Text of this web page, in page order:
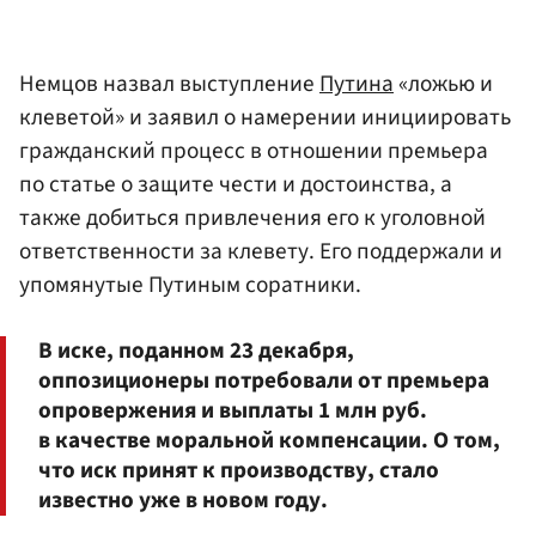
Немцов назвал выступлениеПутина«ложью и
клеветой» и заявил о намерении инициировать
гражданский процесс в отношении премьера
по статье о защите чести и достоинства, а
также добиться привлечения его к уголовной
ответственности за клевету. Его поддержали и
упомянутые Путиным соратники.
В иске, поданном 23 декабря,
оппозиционеры потребовали от премьера
опровержения и выплаты 1 млн руб.
в качестве моральной компенсации. О том,
что иск принят к производству, стало
известно уже в новом году.